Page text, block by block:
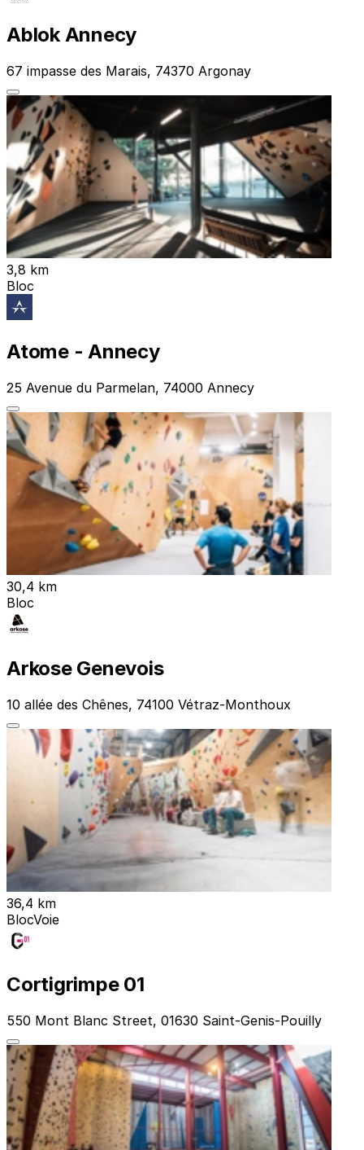
Ablok Annecy
67 impasse des Marais, 74370 Argonay
3,8 km
Bloc
Atome - Annecy
25 Avenue du Parmelan, 74000 Annecy
30,4 km
Bloc
Arkose Genevois
10 allée des Chênes, 74100 Vétraz-Monthoux
36,4 km
BlocVoie
Cortigrimpe 01
550 Mont Blanc Street, 01630 Saint-Genis-Pouilly